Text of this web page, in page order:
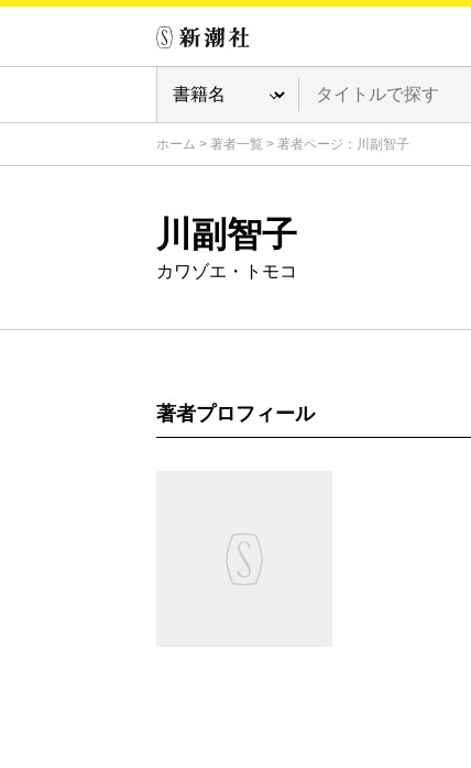
ホーム > 著者一覧 > 著者ページ：川副智子
川副智子
カワゾエ・トモコ
著者プロフィール